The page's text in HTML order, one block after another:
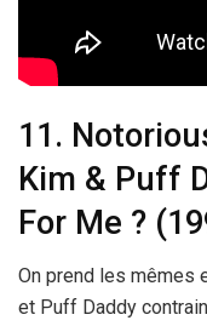
11.
Kim & Puff
For Me ?
On prend les mêmes
et Puff Daddy